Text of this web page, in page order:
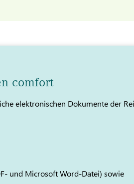
comfort
elektronischen Dokumente der
und Microsoft Word-Datei) sowie